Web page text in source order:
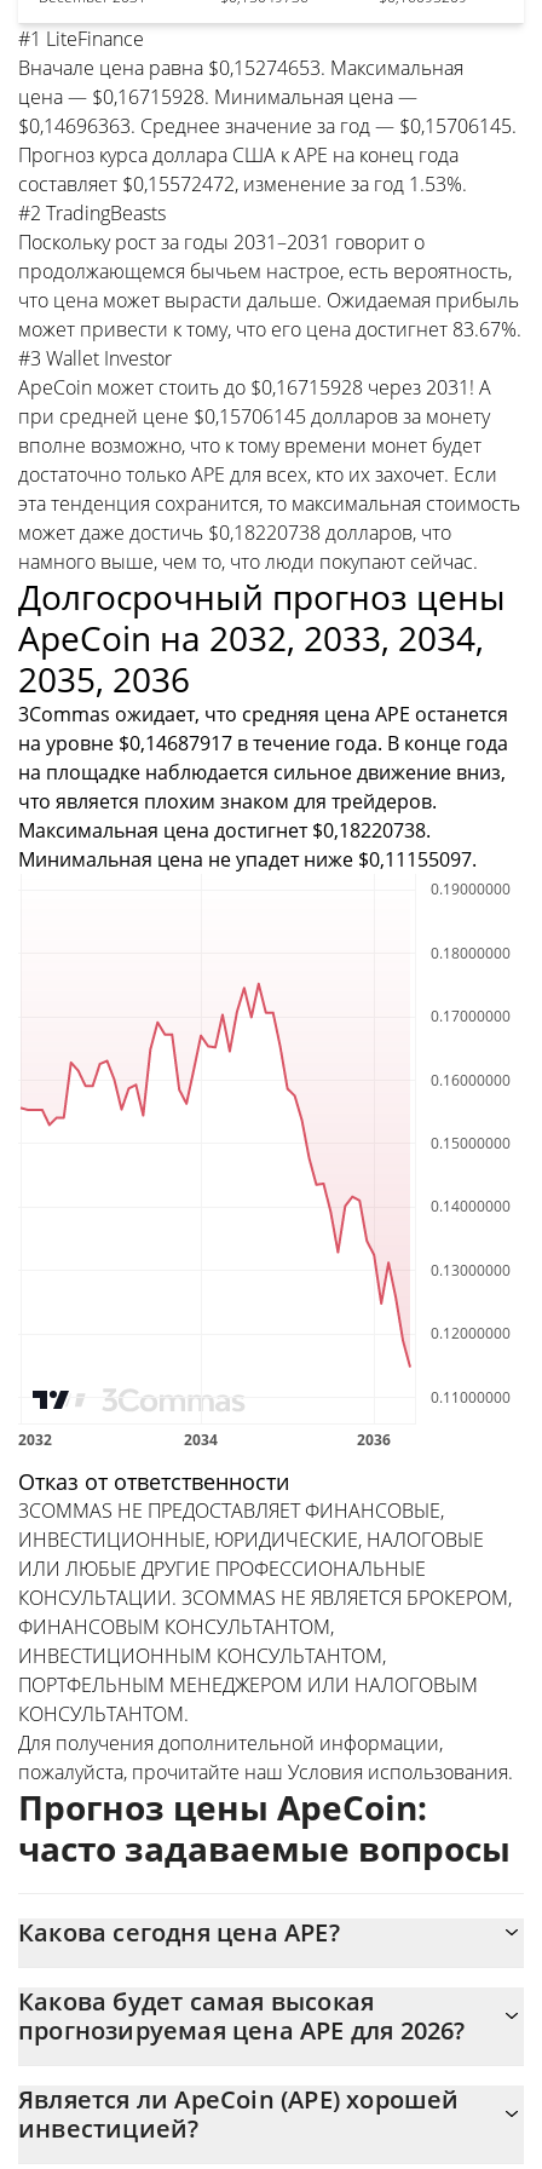
#1 LiteFinance
Вначале цена равна $0,15274653. Максимальная
цена — $0,16715928. Минимальная цена —
$0,14696363. Среднее значение за год — $0,15706145.
Прогноз курса доллара США к APE на конец года
составляет $0,15572472, изменение за год 1.53%.
#2 TradingBeasts
Поскольку рост за годы 2031–2031 говорит о
продолжающемся бычьем настрое, есть вероятность,
что цена может вырасти дальше. Ожидаемая прибыль
может привести к тому, что его цена достигнет 83.67%.
#3 Wallet Investor
ApeCoin может стоить до $0,16715928 через 2031! А
при средней цене $0,15706145 долларов за монету
вполне возможно, что к тому времени монет будет
достаточно только APE для всех, кто их захочет. Если
эта тенденция сохранится, то максимальная стоимость
может даже достичь $0,18220738 долларов, что
намного выше, чем то, что люди покупают сейчас.
Долгосрочный прогноз цены
ApeCoin на 2032, 2033, 2034,
2035, 2036
3Commas ожидает, что средняя цена APE останется
на уровне $0,14687917 в течение года. В конце года
на площадке наблюдается сильное движение вниз,
что является плохим знаком для трейдеров.
Максимальная цена достигнет $0,18220738.
Минимальная цена не упадет ниже $0,11155097.
Отказ от ответственности
3COMMAS НЕ ПРЕДОСТАВЛЯЕТ ФИНАНСОВЫЕ,
ИНВЕСТИЦИОННЫЕ, ЮРИДИЧЕСКИЕ, НАЛОГОВЫЕ
ИЛИ ЛЮБЫЕ ДРУГИЕ ПРОФЕССИОНАЛЬНЫЕ
КОНСУЛЬТАЦИИ. 3COMMAS НЕ ЯВЛЯЕТСЯ БРОКЕРОМ,
ФИНАНСОВЫМ КОНСУЛЬТАНТОМ,
ИНВЕСТИЦИОННЫМ КОНСУЛЬТАНТОМ,
ПОРТФЕЛЬНЫМ МЕНЕДЖЕРОМ ИЛИ НАЛОГОВЫМ
КОНСУЛЬТАНТОМ.
Для получения дополнительной информации,
пожалуйста, прочитайте наш Условия использования.
Прогноз цены ApeCoin:
часто задаваемые вопросы
Какова сегодня цена APE?
рыночной капитализацией $132 627 230
Какова будет самая высокая
прогнозируемая цена APE для 2026?
$0,13028361 в конце 2026.
Является ли ApeCoin (APE) хорошей
инвестицией?